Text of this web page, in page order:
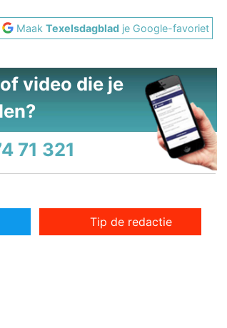
MaakTexelsdagblad je Google-favoriet
video die je
71 321
Tip de redactie